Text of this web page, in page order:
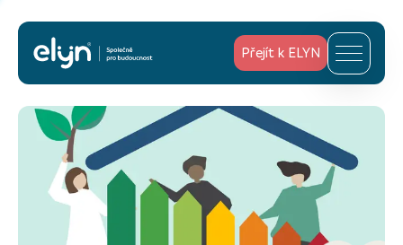
Přejít k ELYN